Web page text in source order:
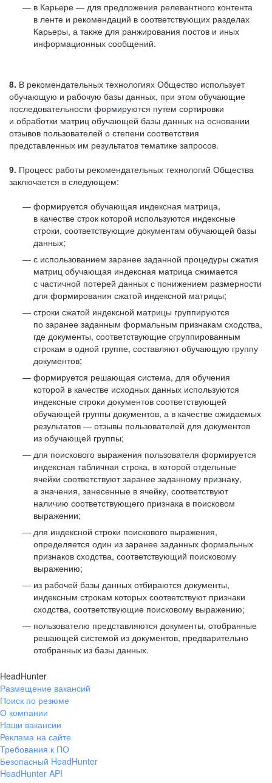
в Карьере — для предложения релевантного контента
в ленте и рекомендаций в соответствующих разделах
Карьеры, а также для ранжирования постов и иных
информационных сообщений.
8. В рекомендательных технологиях Общество использует
обучающую и рабочую базы данных, при этом обучающие
последовательности формируются путем сортировки
и обработки матриц обучающей базы данных на основании
отзывов пользователей о степени соответствия
представленных им результатов тематике запросов.
9. Процесс работы рекомендательных технологий Общества
заключается в следующем:
формируется обучающая индексная матрица,
в качестве строк которой используются индексные
строки, соответствующие документам обучающей базы
данных;
с использованием заранее заданной процедуры сжатия
матриц обучающая индексная матрица сжимается
с частичной потерей данных с понижением размерности
для формирования сжатой индексной матрицы;
строки сжатой индексной матрицы группируются
по заранее заданным формальным признакам сходства,
где документы, соответствующие сгруппированным
строкам в одной группе, составляют обучающую группу
документов;
формируется решающая система, для обучения
которой в качестве исходных данных используются
индексные строки документов соответствующей
обучающей группы документов, а в качестве ожидаемых
результатов — отзывы пользователей для документов
из обучающей группы;
для поискового выражения пользователя формируется
индексная табличная строка, в которой отдельные
ячейки соответствуют заранее заданному признаку,
а значения, занесенные в ячейку, соответствуют
наличию соответствующего признака в поисковом
выражении;
для индексной строки поискового выражения,
определяется один из заранее заданных формальных
признаков сходства, соответствующий поисковому
выражению;
из рабочей базы данных отбираются документы,
индексным строкам которых соответствуют признаки
сходства, соответствующие поисковому выражению;
пользователю представляются документы, отобранные
решающей системой из документов, предварительно
отобранных из базы данных.
HeadHunter
Размещение вакансий
Поиск по резюме
О компании
Наши вакансии
Реклама на сайте
Требования к ПО
Безопасный HeadHunter
HeadHunter API